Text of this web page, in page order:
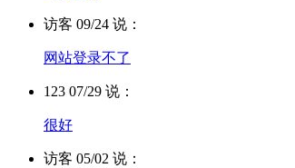
访客 09/24 说：
网站登录不了
123 07/29 说：
很好
访客 05/02 说：